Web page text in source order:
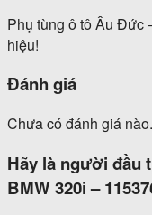
Phụ tùng ô tô Âu Đức
hiệu!
Đánh giá
Chưa có đánh giá nào.
Hãy là người đầu
BMW 320i –